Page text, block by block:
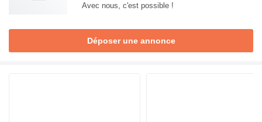
Avec nous, c'est possible !
Déposer une annonce